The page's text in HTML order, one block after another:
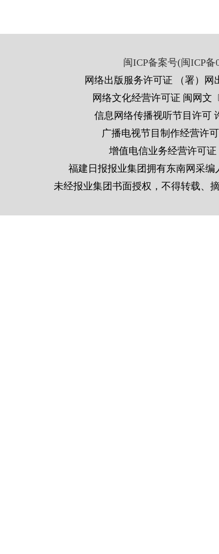
闽ICP备案号(闽ICP备
网络出版服务许可证 （署）网
网络文化经营许可证 闽网文
信息网络传播视听节目许可
广播电视节目制作经营许
增值电信业务经营许可证
福建日报报业集团拥有东南网采
未经报业集团书面授权，不得转载、